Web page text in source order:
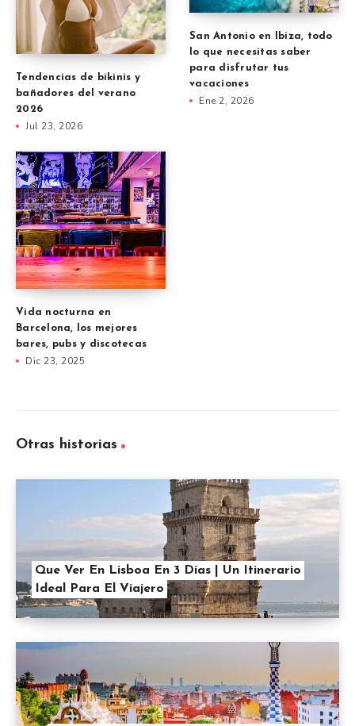
Tendencias de bikinis y
bañadores del verano
2026
Jul 23, 2026
San Antonio en Ibiza, todo
lo que necesitas saber
para disfrutar tus
vacaciones
Ene 2, 2026
Vida nocturna en
Barcelona, los mejores
bares, pubs y discotecas
Dic 23, 2025
Otras historias
Que Ver En Lisboa En 3 Días | Un Itinerario
Ideal Para El Viajero